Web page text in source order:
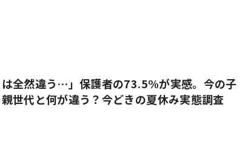
全然違う…」保護者の73.5%が実感。今の子
世代と何が違う？今どきの夏休み実態調査